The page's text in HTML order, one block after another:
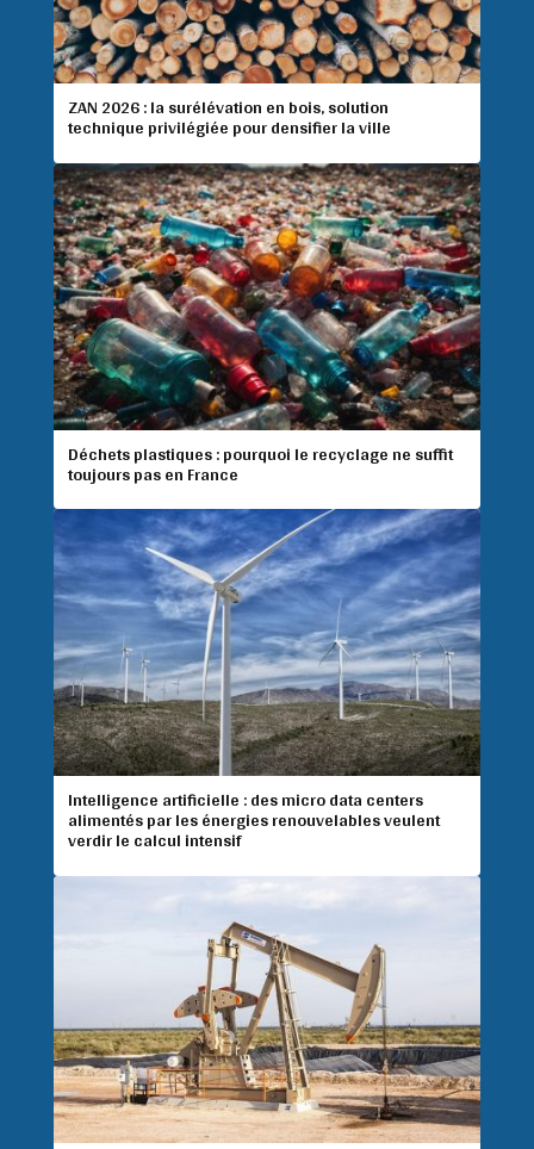
ZAN 2026 : la surélévation en bois, solution
technique privilégiée pour densifier la ville
Déchets plastiques : pourquoi le recyclage ne suffit
toujours pas en France
Intelligence artificielle : des micro data centers
alimentés par les énergies renouvelables veulent
verdir le calcul intensif